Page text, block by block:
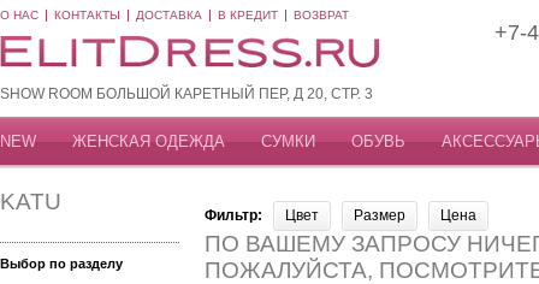
О НАС КОНТАКТЫ ДОСТАВКА В КРЕДИТ ВОЗВРАТ
SHOW ROOM БОЛЬШОЙ КАРЕТНЫЙ ПЕР, Д 20, СТР. 3
+7-
NEW ЖЕНСКАЯ ОДЕЖДА СУМКИ ОБУВЬ
KATU
Выбор по разделу
Фильтр: Цвет Размер Цена
ПО ВАШЕМУ ЗАПРОСУ
ПОЖАЛУЙСТА,